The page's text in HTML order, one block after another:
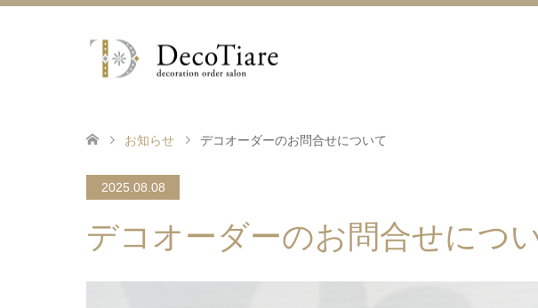
お知らせ デコオーダーのお問合せについて
2025.08.08
デコオーダーのお問合せにつ